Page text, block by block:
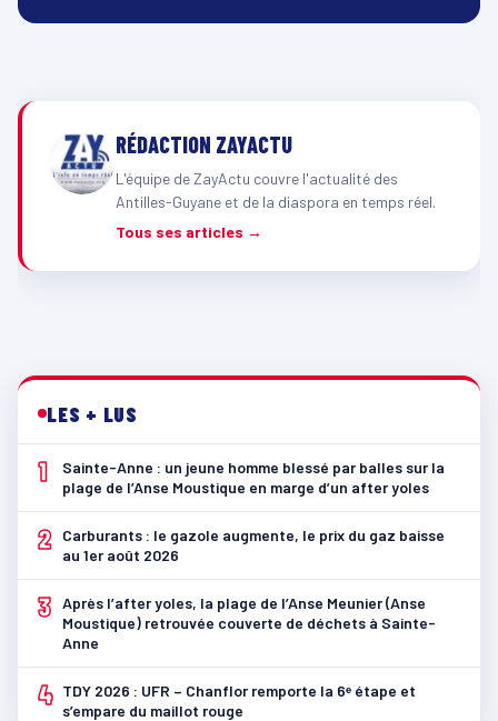
RÉDACTION ZAYACTU
L'équipe de ZayActu couvre l'actualité des
Antilles-Guyane et de la diaspora en temps réel.
Tous ses articles →
LES + LUS
1
Sainte-Anne : un jeune homme blessé par balles sur la
plage de l’Anse Moustique en marge d’un after yoles
2
Carburants : le gazole augmente, le prix du gaz baisse
au 1er août 2026
3 Après l’after yoles, la plage de l’Anse Meunier (Anse
Moustique) retrouvée couverte de déchets à Sainte-
Anne
4 TDY 2026 : UFR – Chanflor remporte la 6ᵉ étape et
s’empare du maillot rouge